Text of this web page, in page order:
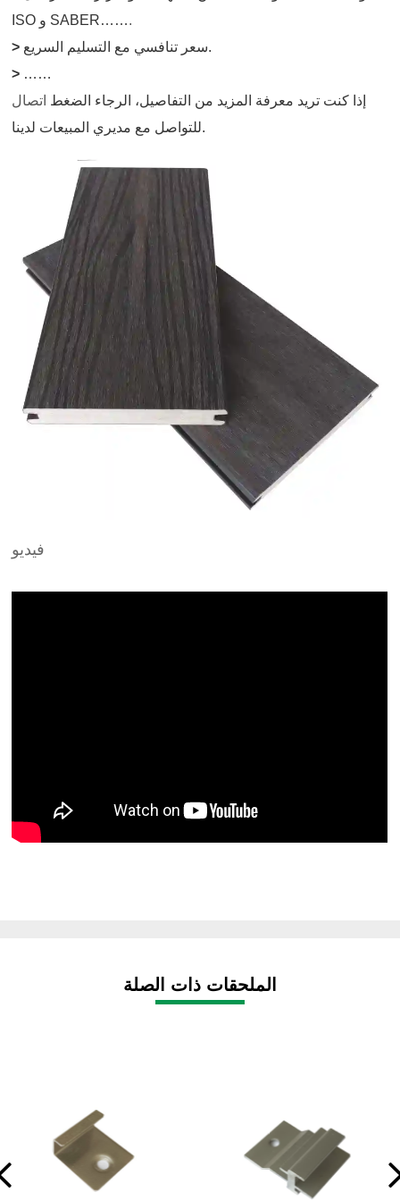
ISO و SABER…….
>
سعر تنافسي مع التسليم السريع.
> ……
إذا كنت تريد معرفة المزيد من التفاصيل، الرجاء الضغط اتصال
للتواصل مع مديري المبيعات لدينا.
فيديو
الملحقات ذات الصلة